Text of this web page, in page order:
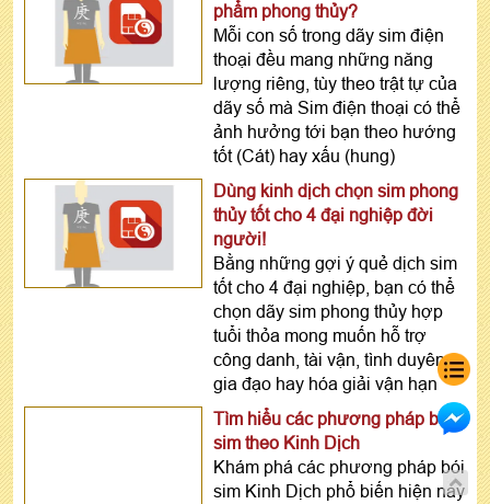
phẩm phong thủy?
Mỗi con số trong dãy sim điện
thoại đều mang những năng
lượng riêng, tùy theo trật tự của
dãy số mà Sim điện thoại có thể
ảnh hưởng tới bạn theo hướng
tốt (Cát) hay xấu (hung)
Dùng kinh dịch chọn sim phong
thủy tốt cho 4 đại nghiệp đời
người!
Bằng những gợi ý quẻ dịch sim
tốt cho 4 đại nghiệp, bạn có thể
chọn dãy sim phong thủy hợp
tuổi thỏa mong muốn hỗ trợ
công danh, tài vận, tình duyên
gia đạo hay hóa giải vận hạn
Tìm hiểu các phương pháp bói
sim theo Kinh Dịch
Khám phá các phương pháp bói
sim Kinh Dịch phổ biến hiện nay